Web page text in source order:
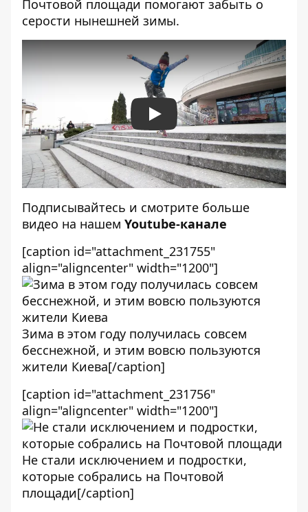
Почтовой площади помогают забыть о
серости нынешней зимы.
Play
Подписывайтесь и смотрите больше
видео на нашем Youtube-канале
[caption id="attachment_231755"
align="aligncenter" width="1200"]
Зима в этом году получилась совсем
бесснежной, и этим вовсю пользуются
жители Киева[/caption]
[caption id="attachment_231756"
align="aligncenter" width="1200"]
Не стали исключением и подростки,
которые собрались на Почтовой
площади[/caption]